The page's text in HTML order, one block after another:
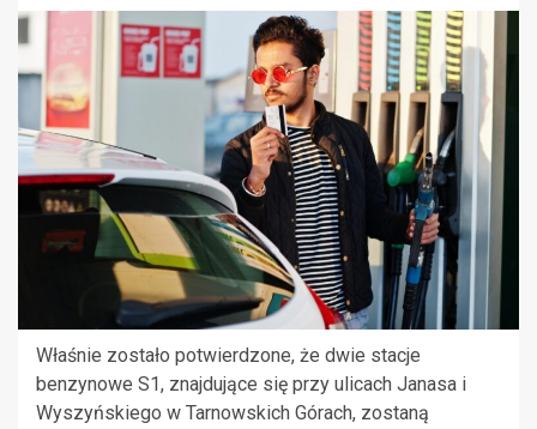
Właśnie zostało potwierdzone, że dwie stacje
benzynowe S1, znajdujące się przy ulicach Janasa i
Wyszyńskiego w Tarnowskich Górach, zostaną